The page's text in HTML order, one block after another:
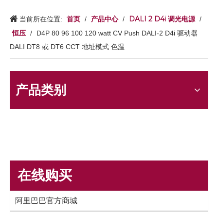
当前所在位置: 首页 / 产品中心 / DALI 2 D4i 调光电源 /
恒压 /
D4P 80 96 100 120 watt CV Push DALI-2 D4i 驱动器
DALI DT8 或 DT6 CCT 地址模式 色温
产品类别
在线购买
阿里巴巴官方商城